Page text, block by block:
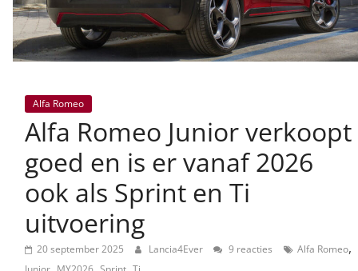
Alfa Romeo
Alfa Romeo Junior verkoopt
goed en is er vanaf 2026
ook als Sprint en Ti
uitvoering
20 september 2025 Lancia4Ever 9 reacties Alfa Romeo,